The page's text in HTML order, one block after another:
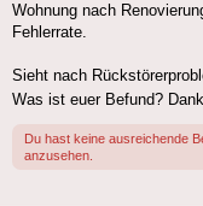
Wohnung nach
Fehlerrate.
Sieht nach
Was ist euer Befund?
Du hast keine ausreichende
anzusehen.